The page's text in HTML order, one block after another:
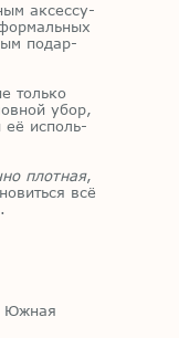
ак­сес­су­
по­дар­
толь­ко
убор,
её ис­поль­
плотная,
всё
Южная